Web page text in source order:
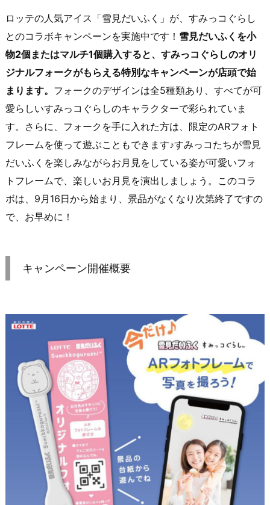
ロッテの人気アイス「雪見だいふく」が、すみっコぐらし
とのコラボキャンペーンを実施中です！ 雪見だいふくを小
物2個またはマルチ1個購入すると、すみっコぐらしのオリ
ジナルフォークがもらえる特別なキャンペーンが店頭で始
まります。 フォークのデザインは全5種類あり、すべてが可
愛らしいすみっコぐらしのキャラクターで彩られていま
す。さらに、フォークを手に入れた方は、限定のARフォト
フレームを使って遊ぶこともできます♪すみっコたちが雪見
だいふくを楽しみながらお月見をしている姿が可愛いフォ
トフレームで、楽しいお月見を演出しましょう。このコラ
ボは、9月16日から始まり、景品がなくなり次第終了ですの
で、お早めに！
キャンペーン開催概要